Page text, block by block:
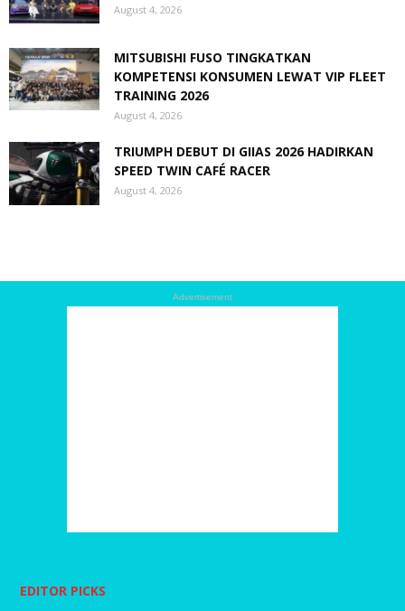
August 4, 2026
MITSUBISHI FUSO TINGKATKAN
KOMPETENSI KONSUMEN LEWAT VIP FLEET
TRAINING 2026
August 4, 2026
TRIUMPH DEBUT DI GIIAS 2026 HADIRKAN
SPEED TWIN CAFÉ RACER
August 4, 2026
Advertisement
EDITOR PICKS